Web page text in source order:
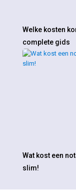
Welke kosten
complete gids
Wat kost een
slim!